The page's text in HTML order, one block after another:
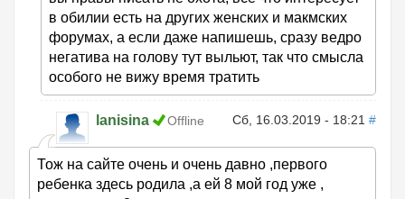
в обилии есть на других женских и макмских
форумах, а если даже напишешь, cразу ведро
негатива на голову тут выльют, так что смысла
особого не вижу время тратить
lanisina Offline Сб, 16.03.2019 - 18:21 #
Тож на сайте очень и очень давно ,первого
ребенка здесь родила ,а ей 8 мой год уже ,